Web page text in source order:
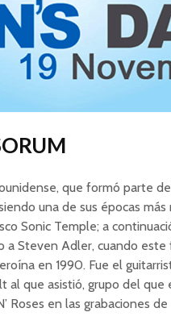
que formó parte
una de sus épocas
Sonic Temple; a
a Steven Adler, cuando
en 1990. Fue el
al que asistió, grupo del que
Roses en las grabaciones de